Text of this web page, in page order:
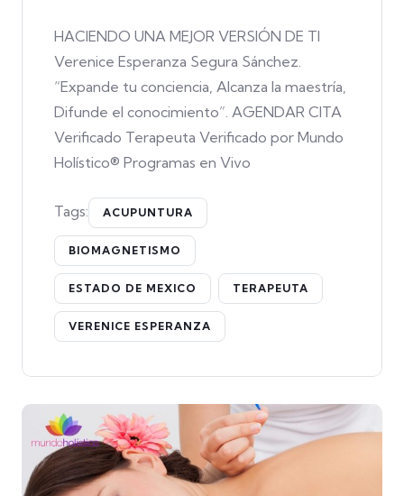
HACIENDO UNA MEJOR VERSIÓN DE TI
Verenice Esperanza Segura Sánchez.
“Expande tu conciencia, Alcanza la maestría,
Difunde el conocimiento”. AGENDAR CITA
Verificado Terapeuta Verificado por Mundo
Holístico® Programas en Vivo
Tags: ACUPUNTURA
BIOMAGNETISMO
ESTADO DE MEXICO TERAPEUTA
VERENICE ESPERANZA